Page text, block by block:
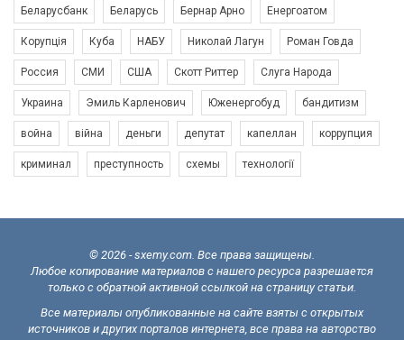
Беларусбанк Беларусь Бернар Арно Енергоатом
Корупція Куба НАБУ Николай Лагун Роман Говда
Россия СМИ США Скотт Риттер Слуга Народа
Украина Эмиль Карленович Юженергобуд бандитизм
война війна деньги депутат капеллан коррупция
криминал преступность схемы технології
© 2026 - sxemy.com. Все права защищены.
Любое копирование материалов с нашего ресурса разрешается
только с обратной активной ссылкой на страницу статьи.
Все материалы опубликованные на сайте взяты с открытых
источников и других порталов интернета, все права на авторство